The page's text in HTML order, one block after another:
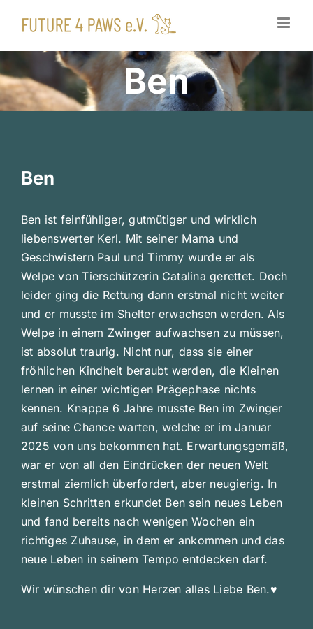
Inhalt
Ben
Ben
Ben ist feinfühliger, gutmütiger und wirklich
liebenswerter Kerl. Mit seiner Mama und
Geschwistern Paul und Timmy wurde er als
Welpe von Tierschützerin Catalina gerettet. Doch
leider ging die Rettung dann erstmal nicht weiter
und er musste im Shelter erwachsen werden. Als
Welpe in einem Zwinger aufwachsen zu müssen,
ist absolut traurig. Nicht nur, dass sie einer
fröhlichen Kindheit beraubt werden, die Kleinen
lernen in einer wichtigen Prägephase nichts
kennen. Knappe 6 Jahre musste Ben im Zwinger
auf seine Chance warten, welche er im Januar
2025 von uns bekommen hat. Erwartungsgemäß,
war er von all den Eindrücken der neuen Welt
erstmal ziemlich überfordert, aber neugierig. In
kleinen Schritten erkundet Ben sein neues Leben
und fand bereits nach wenigen Wochen ein
richtiges Zuhause, in dem er ankommen und das
neue Leben in seinem Tempo entdecken darf.
Wir wünschen dir von Herzen alles Liebe Ben.♥